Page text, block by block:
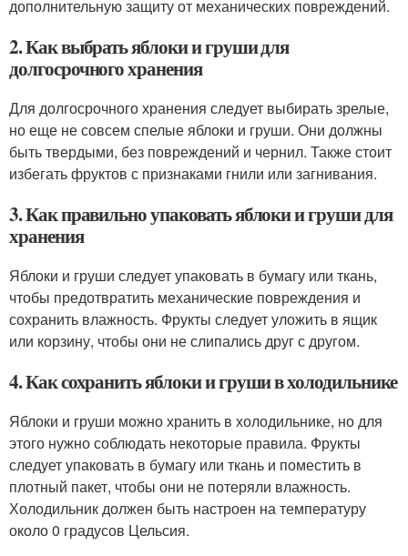
дополнительную защиту от механических повреждений.
2. Как выбрать яблоки и груши для
долгосрочного хранения
Для долгосрочного хранения следует выбирать зрелые,
но еще не совсем спелые яблоки и груши. Они должны
быть твердыми, без повреждений и чернил. Также стоит
избегать фруктов с признаками гнили или загнивания.
3. Как правильно упаковать яблоки и груши для
хранения
Яблоки и груши следует упаковать в бумагу или ткань,
чтобы предотвратить механические повреждения и
сохранить влажность. Фрукты следует уложить в ящик
или корзину, чтобы они не слипались друг с другом.
4. Как сохранить яблоки и груши в холодильнике
Яблоки и груши можно хранить в холодильнике, но для
этого нужно соблюдать некоторые правила. Фрукты
следует упаковать в бумагу или ткань и поместить в
плотный пакет, чтобы они не потеряли влажность.
Холодильник должен быть настроен на температуру
около 0 градусов Цельсия.